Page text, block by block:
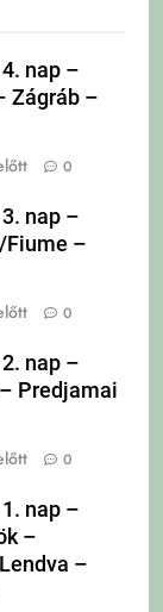
nap –
Zágráb –
0
nap –
Fiume –
0
nap –
Predjamai
0
nap –
–
–